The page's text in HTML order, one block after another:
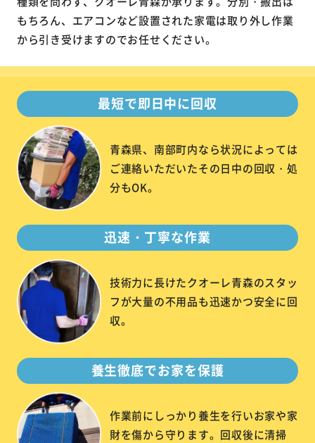
もちろん、エアコンなど設置された家電は取り外し作業
から引き受けますのでお任せください。
最短で即日中に回収
青森県、南部町内なら状況によっては
ご連絡いただいたその日中の回収・処
分もOK。
迅速・丁寧な作業
技術力に長けたクオーレ青森のスタッ
フが大量の不用品も迅速かつ安全に回
収。
養生徹底でお家を保護
作業前にしっかり養生を行いお家や家
財を傷から守ります。回収後に清掃